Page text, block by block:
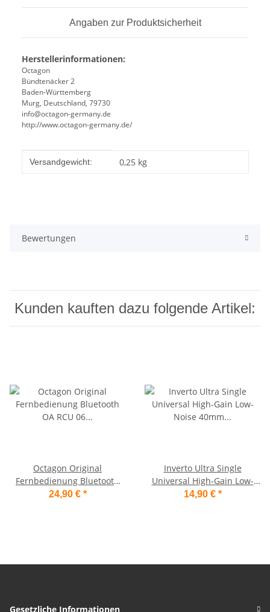
Angaben zur Produktsicherheit
Herstellerinformationen:
Octagon
Bündtenäcker 2
Baden-Württemberg
Murg, Deutschland, 79730
info@octagon-germany.de
http://www.octagon-germany.de/
Produkteigenschaft
Wert
Versandgewicht: 0,25 kg
Bewertungen
Kunden kauften dazu folgende Artikel:
Octagon Original
Fernbedienung Bluetooth
OA RCU 06 für Spirit und
24,90 € *
Inverto Ultra Single
Universal High-Gain Low-
Noise 40mm PLL LNB
14,90 € *
Gesetzliche Informationen